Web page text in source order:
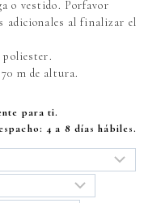
o vestido. Porfavor
adicionales al finalizar el
poliester.
m de altura.
para ti.
4 a 8 días hábiles.